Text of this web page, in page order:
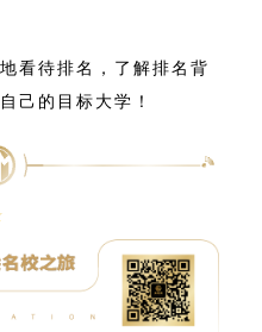
看待排名，了解排名背
己的目标大学！